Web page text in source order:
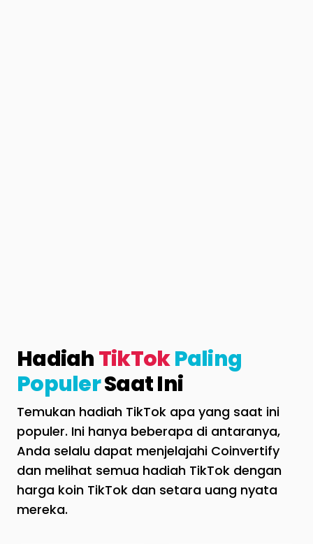
HadiahTikTokPaling
PopulerSaat Ini
Temukan hadiah TikTok apa yang saat ini
populer. Ini hanya beberapa di antaranya,
Anda selalu dapat menjelajahi Coinvertify
dan melihat semua hadiah TikTok dengan
harga koin TikTok dan setara uang nyata
mereka.